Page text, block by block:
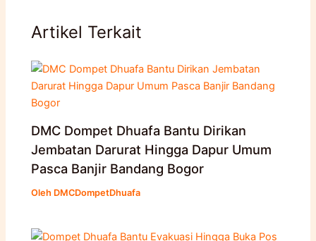
Artikel Terkait
DMC Dompet Dhuafa Bantu Dirikan
Jembatan Darurat Hingga Dapur Umum
Pasca Banjir Bandang Bogor
Oleh DMCDompetDhuafa